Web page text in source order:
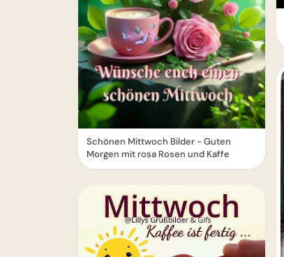
Schönen Mittwoch Bilder - Guten
Morgen mit rosa Rosen und Kaffe